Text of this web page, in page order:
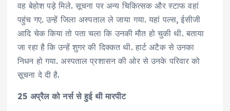
वह बेहोश पड़े मिले. सूचना पर अन्य चिकित्सक और स्टाफ वहां
पहुंच गए. उन्हें जिला अस्पताल ले जाया गया. यहां पल्स, ईसीजी
आदि चेक किया तो पता चला कि उनकी मौत हो चुकी थी. बताया
जा रहा है कि उन्हें शुगर की दिक्कत थी. हार्ट अटैक से उनका
निधन हो गया. अस्पताल प्रशासन की ओर से उनके परिवार को
सूचना दे दी है.
25 अप्रैल को नर्स से हुई थी मारपीट